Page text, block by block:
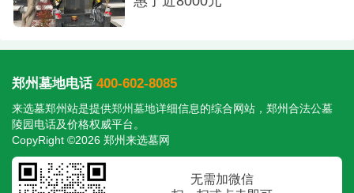
郑州墓地电话 400-602-8085
来选墓郑州站是提供郑州墓地详细信息的综合网站，郑州合法公墓
陵园电话及价格权威平台。
CopyRight ©2026 郑州来选墓网
无需加微信